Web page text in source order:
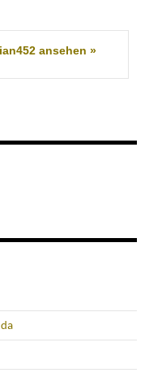
ansehen »